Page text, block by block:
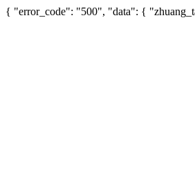
{ "error_code": "500", "data": {